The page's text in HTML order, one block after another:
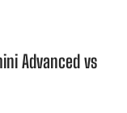
Advanced vs